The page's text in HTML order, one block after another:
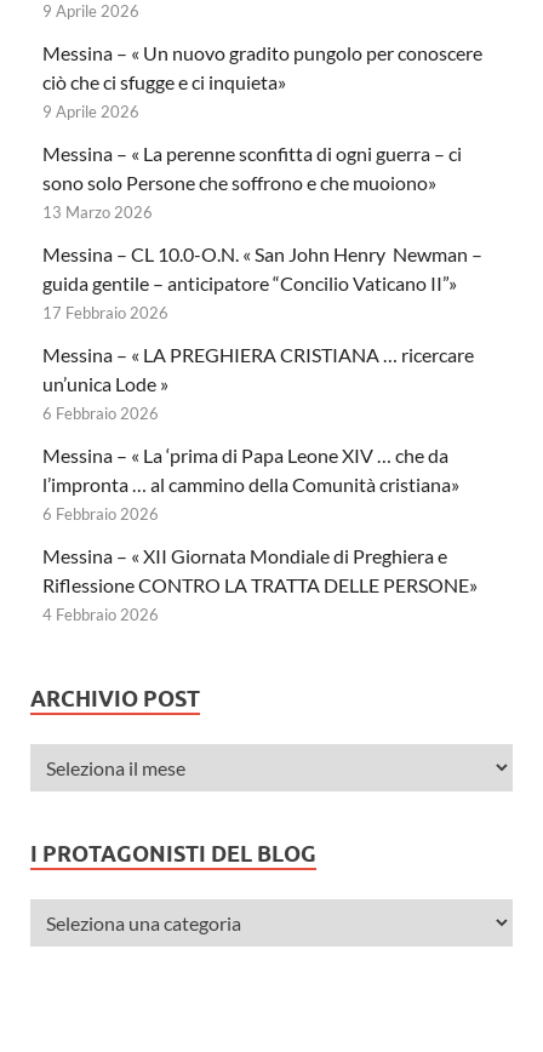
9 Aprile 2026
Messina – « Un nuovo gradito pungolo per conoscere
ciò che ci sfugge e ci inquieta»
9 Aprile 2026
Messina – « La perenne sconfitta di ogni guerra – ci
sono solo Persone che soffrono e che muoiono»
13 Marzo 2026
Messina – CL 10.0-O.N. « San John Henry Newman –
guida gentile – anticipatore “Concilio Vaticano II”»
17 Febbraio 2026
Messina – « LA PREGHIERA CRISTIANA … ricercare
un’unica Lode »
6 Febbraio 2026
Messina – « La ‘prima di Papa Leone XIV … che da
l’impronta … al cammino della Comunità cristiana»
6 Febbraio 2026
Messina – « XII Giornata Mondiale di Preghiera e
Riflessione CONTRO LA TRATTA DELLE PERSONE»
4 Febbraio 2026
ARCHIVIO POST
I PROTAGONISTI DEL BLOG